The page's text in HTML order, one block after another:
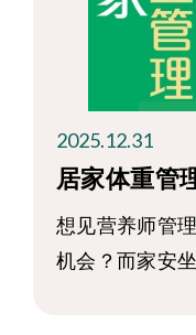
2025.12.31
居家体重管
想见营养师管
机会？而家安